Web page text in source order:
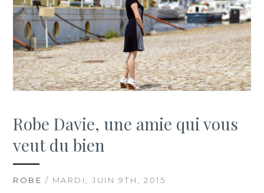
Robe Davie, une amie qui vous
veut du bien
ROBE / MARDI, JUIN 9TH, 2015